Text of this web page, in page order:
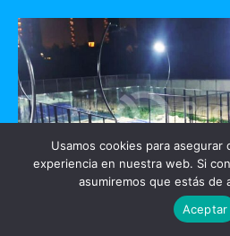
Usamos cookies para asegurar
experiencia en nuestra web. Si
asumiremos que estás de
Aceptar